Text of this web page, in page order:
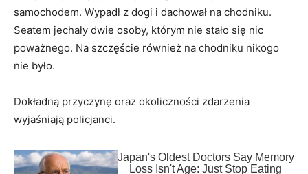
samochodem. Wypadł z dogi i dachował na chodniku.
Seatem jechały dwie osoby, którym nie stało się nic
poważnego. Na szczęście również na chodniku nikogo
nie było.
Dokładną przyczynę oraz okoliczności zdarzenia
wyjaśniają policjanci.